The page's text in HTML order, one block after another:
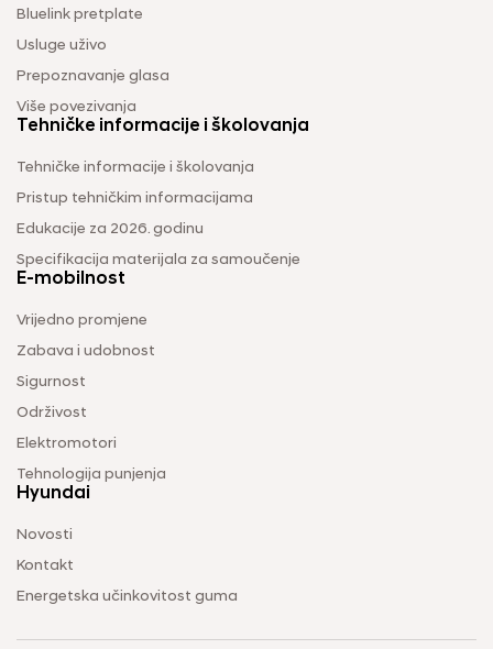
Bluelink pretplate
Usluge uživo
Prepoznavanje glasa
Više povezivanja
Tehničke informacije i školovanja
Tehničke informacije i školovanja
Pristup tehničkim informacijama
Edukacije za 2026. godinu
Specifikacija materijala za samoučenje
E-mobilnost
Vrijedno promjene
Zabava i udobnost
Sigurnost
Održivost
Elektromotori
Tehnologija punjenja
Hyundai
Novosti
Kontakt
Energetska učinkovitost guma